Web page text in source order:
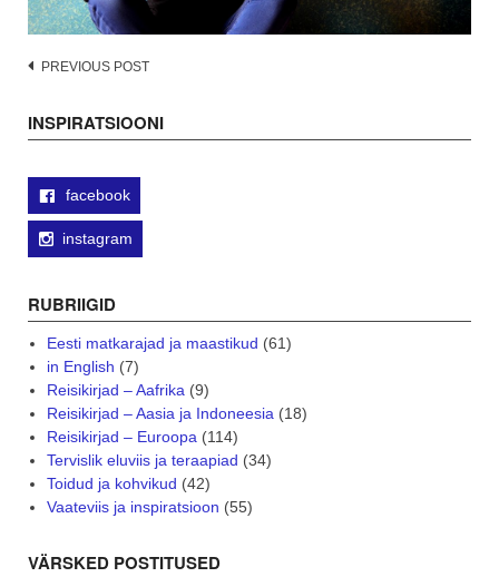
Post
PREVIOUS POST
INSPIRATSIOONI
facebook
instagram
RUBRIIGID
Eesti matkarajad ja maastikud (61)
in English (7)
Reisikirjad – Aafrika(9)
Reisikirjad – Aasia ja Indoneesia(18)
Reisikirjad – Euroopa(114)
Tervislik eluviis ja teraapiad (34)
Toidud ja kohvikud (42)
Vaateviis ja inspiratsioon (55)
VÄRSKED POSTITUSED